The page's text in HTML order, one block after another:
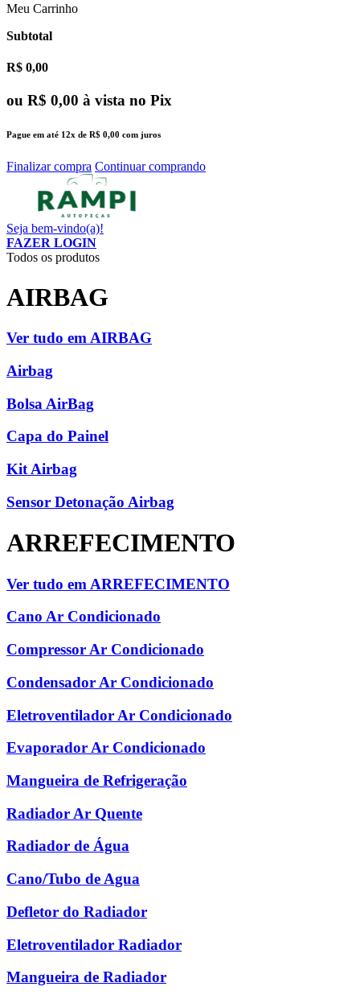
Meu Carrinho
Subtotal
R$ 0,00
ou R$ 0,00 à vista no Pix
Pague em até 12x de R$ 0,00 com juros
Finalizar compra Continuar comprando
Seja bem-vindo(a)!
FAZER LOGIN
Todos os produtos
AIRBAG
Ver tudo em AIRBAG
Airbag
Bolsa AirBag
Capa do Painel
Kit Airbag
Sensor Detonação Airbag
ARREFECIMENTO
Ver tudo em ARREFECIMENTO
Cano Ar Condicionado
Compressor Ar Condicionado
Condensador Ar Condicionado
Eletroventilador Ar Condicionado
Evaporador Ar Condicionado
Mangueira de Refrigeração
Radiador Ar Quente
Radiador de Água
Cano/Tubo de Agua
Defletor do Radiador
Eletroventilador Radiador
Mangueira de Radiador